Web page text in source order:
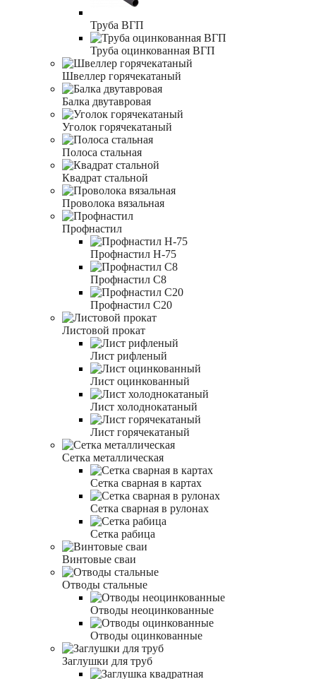
Труба ВГП
Труба оцинкованная ВГП
Швеллер горячекатаный
Балка двутавровая
Уголок горячекатаный
Полоса стальная
Квадрат стальной
Проволока вязальная
Профнастил
Профнастил Н-75
Профнастил С8
Профнастил С20
Листовой прокат
Лист рифленый
Лист оцинкованный
Лист холоднокатаный
Лист горячекатаный
Сетка металлическая
Сетка сварная в картах
Сетка сварная в рулонах
Сетка рабица
Винтовые сваи
Отводы стальные
Отводы неоцинкованные
Отводы оцинкованные
Заглушки для труб